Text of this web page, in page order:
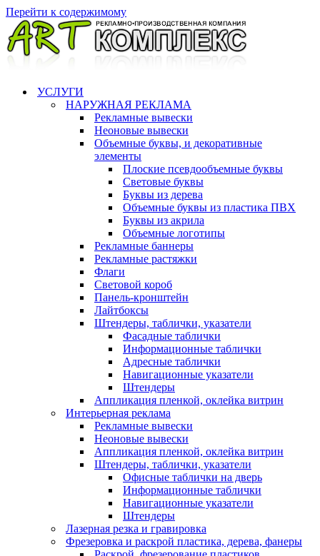
Перейти к содержимому
УСЛУГИ
НАРУЖНАЯ РЕКЛАМА
Рекламные вывески
Неоновые вывески
Объемные буквы, и декоративные
элементы
Плоские псевдообъемные буквы
Световые буквы
Буквы из дерева
Объемные буквы из пластика ПВХ
Буквы из акрила
Объемные логотипы
Рекламные баннеры
Рекламные растяжки
Флаги
Световой короб
Панель-кронштейн
Лайтбоксы
Штендеры, таблички, указатели
Фасадные таблички
Информационные таблички
Адресные таблички
Навигационные указатели
Штендеры
Аппликация пленкой, оклейка витрин
Интерьерная реклама
Рекламные вывески
Неоновые вывески
Аппликация пленкой, оклейка витрин
Штендеры, таблички, указатели
Офисные таблички на дверь
Информационные таблички
Навигационные указатели
Штендеры
Лазерная резка и гравировка
Фрезеровка и раскрой пластика, дерева, фанеры